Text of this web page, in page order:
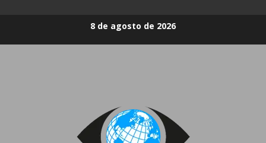
8 de agosto de 2026